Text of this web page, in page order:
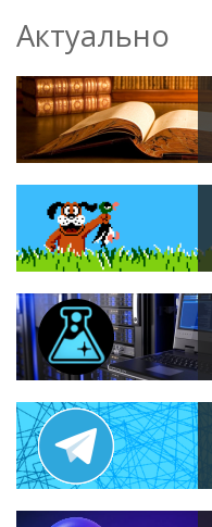
Актуально